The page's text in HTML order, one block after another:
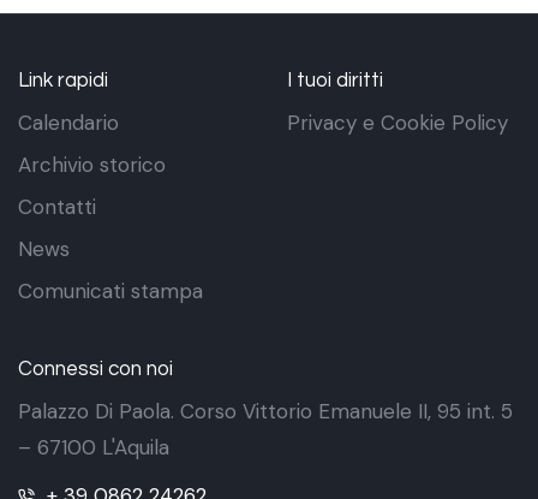
Link rapidi
Calendario
Archivio storico
Contatti
News
Comunicati stampa
I tuoi diritti
Privacy e Cookie Policy
Connessi con noi
Palazzo Di Paola. Corso Vittorio Emanuele II, 95 int. 5
– 67100 L'Aquila